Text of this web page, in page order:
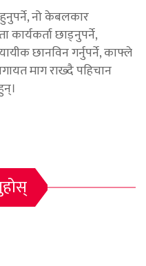
नो केबलकार
छाड्नुपर्ने,
छानविन गर्नुपर्ने, काफ्ले
माग राख्दै पहिचान